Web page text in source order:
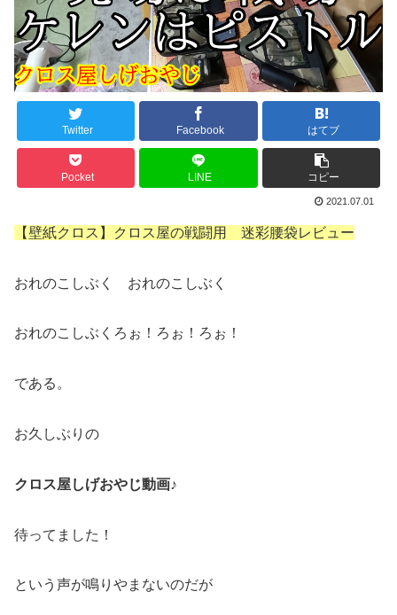
Twitter Facebook はてブ
Pocket LINE コピー
2021.07.01
【壁紙クロス】クロス屋の戦闘用 迷彩腰袋レビュー
おれのこしぶく おれのこしぶく
おれのこしぶくろぉ！ろぉ！ろぉ！
である。
お久しぶりの
クロス屋しげおやじ動画♪
待ってました！
という声が鳴りやまないのだが